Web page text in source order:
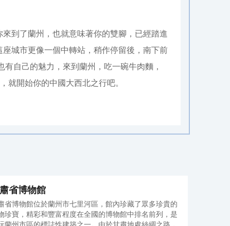
到了蘭州，也就意味著你的雙腳，已經踏進
城市更像一個中轉站，稍作停留後，南下前
有自己的魅力，來到蘭州，吃一碗牛肉麵，
就開始你的中國大西北之行吧。
省博物館
省博物館位於蘭州市七里河區，館內珍藏了眾多珍貴的
珍寶，精彩和豐富程度在全國的博物館中排名前列，是
蘭州市區的標誌性建築之一。由於甘肅地處絲綢之路，